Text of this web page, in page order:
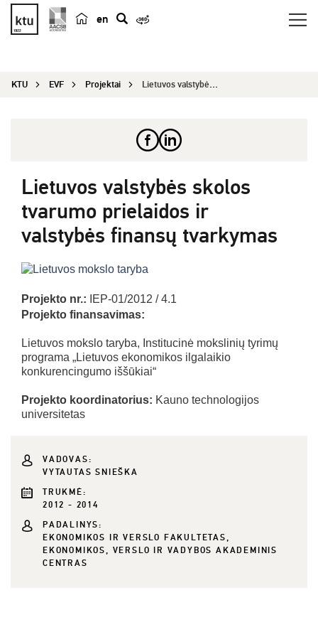
en
e
KTU EVF Projektai Lietuvos valstybės skolos tvarumo prielaidos ir ...
Lietuvos valstybės skolos
tvarumo prielaidos ir
valstybės finansų tvarkymas
Projekto nr.: IEP-01/2012 / 4.1
Projekto finansavimas:
Lietuvos mokslo taryba, Institucinė mokslinių tyrimų
programa „Lietuvos ekonomikos ilgalaikio
konkurencingumo iššūkiai“
Projekto koordinatorius: Kauno technologijos
universitetas
VADOVAS:
VYTAUTAS SNIEŠKA
TRUKMĖ:
2012 - 2014
PADALINYS:
EKONOMIKOS IR VERSLO FAKULTETAS,
EKONOMIKOS, VERSLO IR VADYBOS AKADEMINIS
CENTRAS